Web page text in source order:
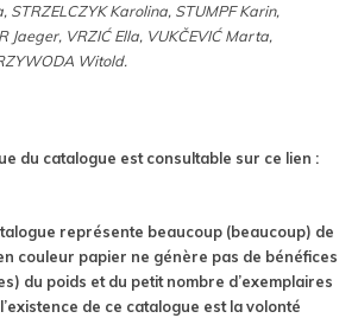
STRZELCZYK Karolina, STUMPF Karin,
Jaeger, VRZIĆ Ella, VUKČEVIĆ Marta,
Witold.
du catalogue est consultable sur ce lien :
représente beaucoup (beaucoup) de
couleur papier ne génère pas de bénéfices
du poids et du petit nombre d’exemplaires
de ce catalogue est la volonté